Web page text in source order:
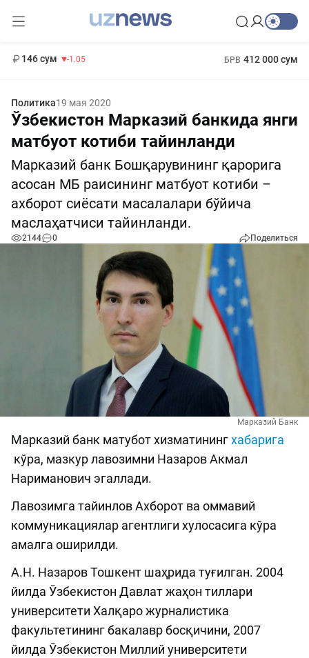
146 сум -1.05 БРВ 412 000 сум
Политика19 мая 2020
Ўзбекистон Марказий банкида янги
матбуот котиби тайинланди
Марказий банк Бошқарувининг қарорига
асосан МБ раисининг матбуот котиби –
ахборот сиёсати масалалари бўйича
маслаҳатчиси тайинланди.
2144 0 Поделиться
Марказий Банк
Марказий банк матубот хизматинингхабарига
кўра, мазкур лавозимни Назаров Акмал
Нариманович эгаллади.
Лавозимга тайинлов Ахборот ва оммавий
коммуникациялар агентлиги хулосасига кўра
амалга оширилди.
А.Н. Назаров Тошкент шаҳрида туғилган. 2004
йилда Ўзбекистон Давлат жаҳон тиллари
университети Халқаро журналистика
факультетининг бакалавр босқичини, 2007
йилда Ўзбекистон Миллий университети